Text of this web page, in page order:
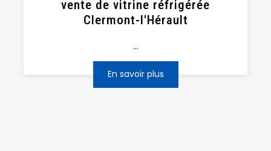
vente de vitrine réfrigérée
Clermont-l'Hérault
...
En savoir plus